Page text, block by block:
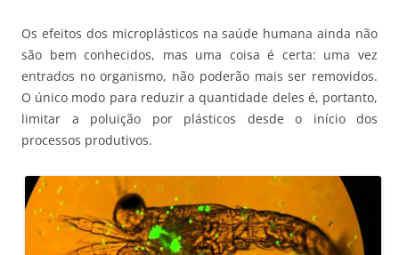
Os efeitos dos microplásticos na saúde humana ainda não
são bem conhecidos, mas uma coisa é certa: uma vez
entrados no organismo, não poderão mais ser removidos.
O único modo para reduzir a quantidade deles é, portanto,
limitar a poluição por plásticos desde o início dos
processos produtivos.